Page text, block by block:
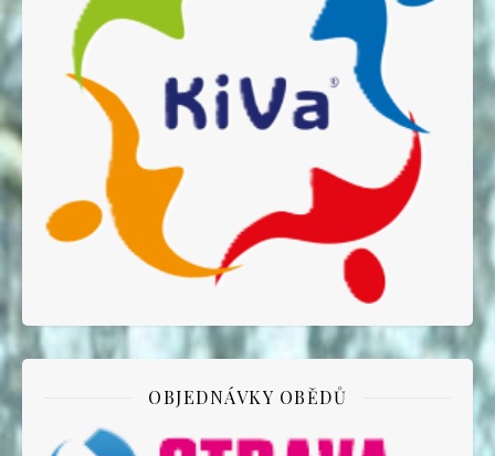
OBJEDNÁVKY OBĚDŮ